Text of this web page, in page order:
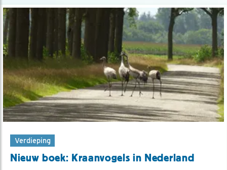
Verdieping
Nieuw boek: Kraanvogels in Nederland